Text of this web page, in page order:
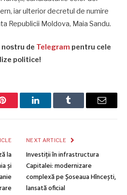
iar ulterior decretul de numire
Republicii Moldova, Maia Sandu.
de Telegram pentru cele
politice!
Pinterest LinkedInTumblr Email
la
și
NEXT ARTICLE
Investiții în infrastructura
Capitalei: modernizare
complexă pe Șoseaua Hîncești,
lansată oficial